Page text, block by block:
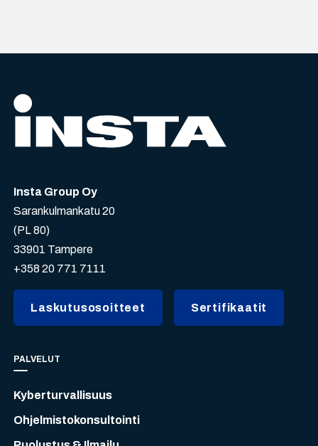
Insta Group Oy
Sarankulmankatu 20
(PL 80)
33901 Tampere
+358 20 771 7111
Laskutusosoitteet Sertifikaatit
PALVELUT
Kyberturvallisuus
Ohjelmistokonsultointi